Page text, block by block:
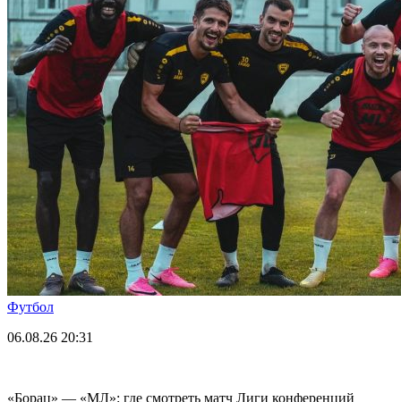
Футбол
06.08.26 20:31
«Борац» — «МЛ»: где смотреть матч Лиги конференций